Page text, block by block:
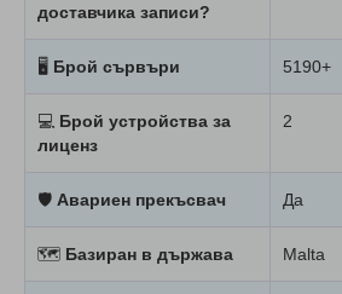
доставчика записи?
🖥 Брой сървъри 5190+
💻 Брой устройства за
лиценз
2
🛡 Авариен прекъсвач Да
🗺 Базиран в държава Malta